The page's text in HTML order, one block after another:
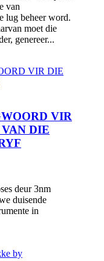
van
lug beheer word.
moet die
genereer...
VIR
DIE
deur 3nm
duisende
in